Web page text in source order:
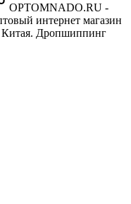
OPTOMNADO.RU -
интернет магазин
Китая. Дропшиппинг